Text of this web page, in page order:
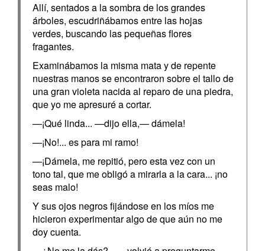
Allí, sentados a la sombra de los grandes
árboles, escudriñábamos entre las hojas
verdes, buscando las pequeñas flores
fragantes.
Examinábamos la misma mata y de repente
nuestras manos se encontraron sobre el tallo de
una gran violeta nacida al reparo de una piedra,
que yo me apresuré a cortar.
—¡Qué linda... —dijo ella,— dámela!
—¡No!... es para mi ramo!
—¡Dámela, me repitió, pero esta vez con un
tono tal, que me obligó a mirarla a la cara... ¡no
seas malo!
Y sus ojos negros fijándose en los míos me
hicieron experimentar algo de que aún no me
doy cuenta.